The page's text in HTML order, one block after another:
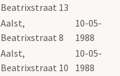
Beatrixstraat 13
Aalst,
Beatrixstraat 8
10-05-
1988
Aalst,
Beatrixstraat 10
10-05-
1988